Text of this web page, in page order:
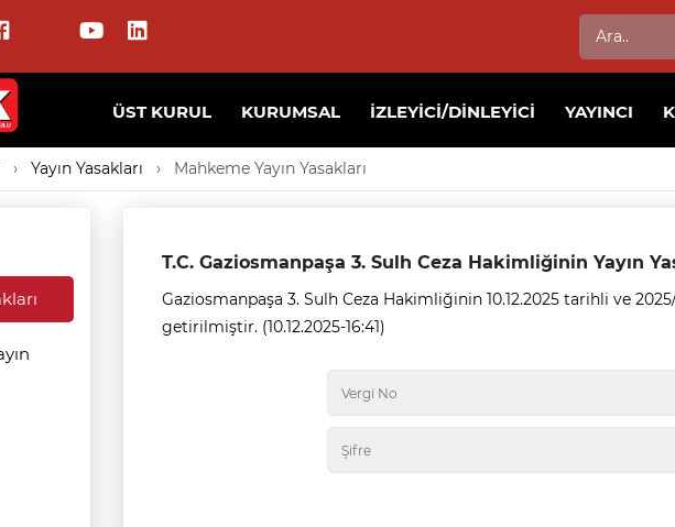
ÜST KURUL KURUMSAL İZLEYICI/DINLEYICI YAYINCI
Yayın Yasakları Mahkeme Yayın Yasakları
T.C. Gaziosmanpaşa 3. Sulh Ceza Hakimliğinin Yayın
Gaziosmanpaşa 3. Sulh Ceza Hakimliğinin 10.12.2025 tarihli ve 2025/
getirilmiştir. (10.12.2025-16:41)